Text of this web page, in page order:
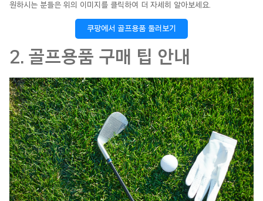
원하시는 분들은 위의 이미지를 클릭하여 더 자세히 알아보세요.
쿠팡에서 골프용품 둘러보기
2. 골프용품 구매 팁 안내